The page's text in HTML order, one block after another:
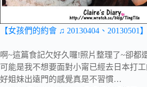
【女孩們的約會 ♫ 20130404、20130501】
啊~這篇食記欠好久囉!照片整理了~卻都
可能是我不想要面對小甯已經去日本打
好姐妹出遠門的感覺真是不習慣…